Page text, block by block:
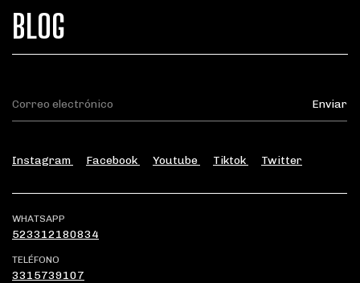
BLOG
Instagram Facebook Youtube Tiktok Twitter
WHATSAPP
523312180834
TELÉFONO
3315739107